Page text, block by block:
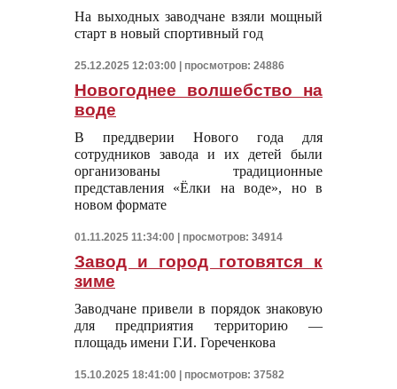
На выходных заводчане взяли мощный
старт в новый спортивный год
25.12.2025 12:03:00 | просмотров: 24886
Новогоднее волшебство на
воде
В преддверии Нового года для
сотрудников завода и их детей были
организованы традиционные
представления «Ёлки на воде», но в
новом формате
01.11.2025 11:34:00 | просмотров: 34914
Завод и город готовятся к
зиме
Заводчане привели в порядок знаковую
для предприятия территорию —
площадь имени Г.И. Гореченкова
15.10.2025 18:41:00 | просмотров: 37582